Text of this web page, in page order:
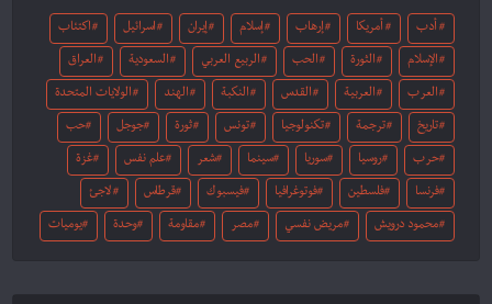
أدب أمريكا إرهاب إسلام إيران اسرائيل اكتئاب
الإسلام الثورة الحب الربيع العربي السعودية العراق
العرب العربية القدس النكبة الهند الولايات المتحدة
تاريخ ترجمة تكنولوجيا تونس ثورة جوجل حب
حرب روسيا سوريا سينما شعر علم نفس غزة
فرنسا فلسطين فوتوغرافيا فيسبوك قرطاس لاجئ
محمود درويش مريض نفسي مصر مقاومة وحدة يوميات